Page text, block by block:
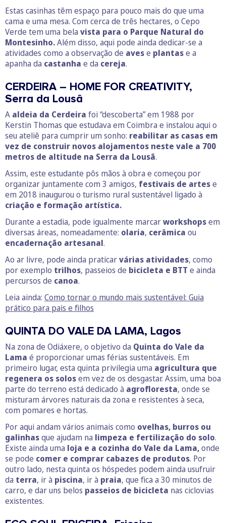
Estas casinhas têm espaço para pouco mais do que uma
cama e uma mesa. Com cerca de três hectares, o Cepo
Verde tem uma bela vista para o Parque Natural do
Montesinho.Além disso, aqui pode ainda dedicar-se a
atividades como a observação de avese plantase a
apanha da castanha e da cereja.
CERDEIRA – HOME FOR CREATIVITY,
Serra da Lousã
A aldeia da Cerdeira foi “descoberta” em 1988 por
Kerstin Thomas que estudava em Coimbra e instalou aqui o
seu ateliê para cumprir um sonho: reabilitar as casas em
vez de construir novos alojamentos neste vale a 700
metros de altitude na Serra da Lousã.
Assim, este estudante pôs mãos à obra e começou por
organizar juntamente com 3 amigos, festivais de artese
em 2018 inaugurou o turismo rural sustentável ligado à
criação e formação artística.
Durante a estadia, pode igualmente marcarworkshopsem
diversas áreas, nomeadamente: olaria, cerâmica ou
encadernação artesanal.
Ao ar livre, pode ainda praticarvárias atividades, como
por exemplo trilhos, passeios de bicicleta e BTT e ainda
percursos de canoa.
Leia ainda: Como tornar o mundo mais sustentável: Guia
prático para pais e filhos
QUINTA DO VALE DA LAMA, Lagos
Na zona de Odiáxere, o objetivo da Quinta do Vale da
Lama é proporcionar umas férias sustentáveis. Em
primeiro lugar, esta quinta privilegia uma agricultura que
regenera os solosem vez de os desgastar. Assim, uma boa
parte do terreno está dedicado à agrofloresta, onde se
misturam árvores naturais da zona e resistentes à seca,
com pomares e hortas.
Por aqui andam vários animais como ovelhas, burros ou
galinhasque ajudam na limpeza e fertilização do solo.
Existe ainda uma loja e a cozinha do Vale da Lama,onde
se pode comer e comprar cabazes de produtos. Por
outro lado, nesta quinta os hóspedes podem ainda usufruir
da terra, ir à piscina, ir à praia, que fica a 30 minutos de
carro, e dar uns belos passeios de bicicleta nas ciclovias
existentes.